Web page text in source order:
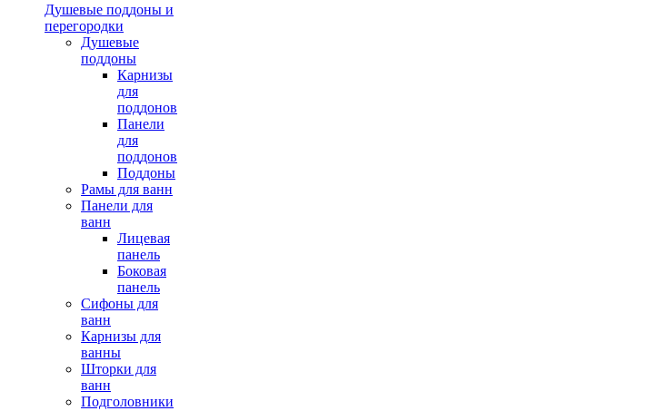
Душевые поддоны и
перегородки
Душевые
поддоны
Карнизы
для
поддонов
Панели
для
поддонов
Поддоны
Рамы для ванн
Панели для
ванн
Лицевая
панель
Боковая
панель
Сифоны для
ванн
Карнизы для
ванны
Шторки для
ванн
Подголовники